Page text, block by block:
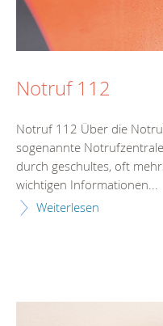
Notruf 112
Notruf 112 Über die
sogenannte
durch geschultes, oft
wichtigen Informationen...
Weiterlesen